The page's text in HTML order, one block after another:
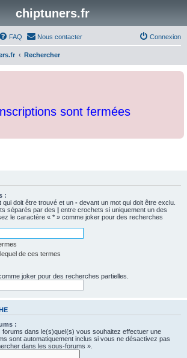
chiptuners.fr
FAQ Nous contacter Connexion
Rechercher
sont fermées
:
qui doit être trouvé et un - devant un mot qui doit être exclu.
séparés par des | entre crochets si uniquement un des
le caractère « * » comme joker pour des recherches
de ces termes
joker pour des recherches partielles.
:
forums dans le(s)quel(s) vous souhaitez effectuer une
sont automatiquement inclus si vous ne désactivez pas
dans les sous-forums ».